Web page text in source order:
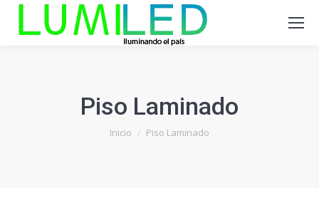
Piso Laminado
Estás aquí:
Inicio Piso Laminado